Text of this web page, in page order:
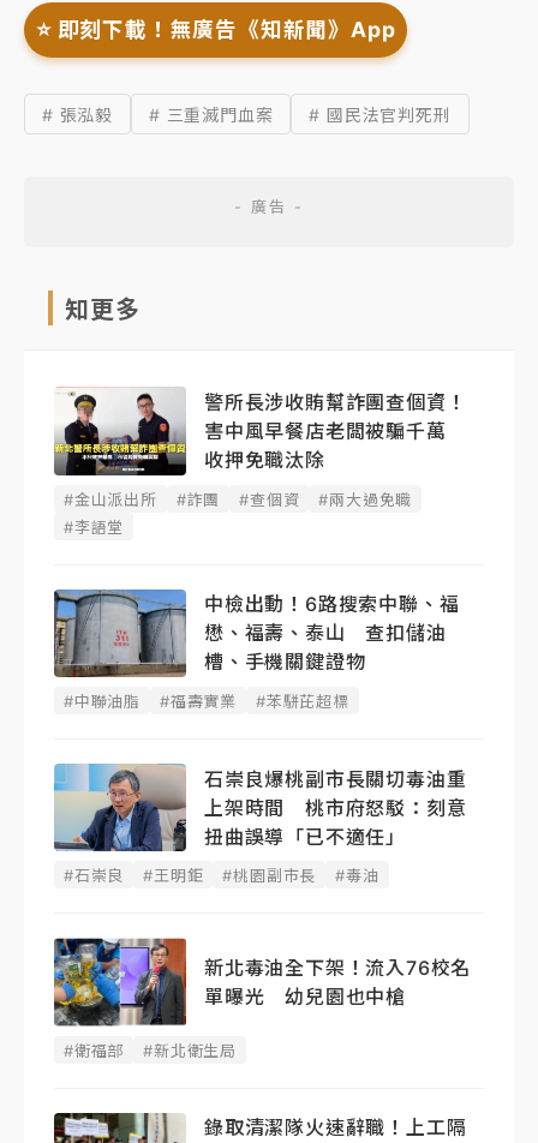
⭐️ 即刻下載！無廣告《知新聞》App
# 張泓毅 # 三重滅門血案 # 國民法官判死刑
知更多
警所長涉收賄幫詐團查個資！
害中風早餐店老闆被騙千萬
收押免職汰除
#金山派出所 #詐團 #查個資
#兩大過免職
#李語堂
中檢出動！6路搜索中聯、福
懋、福壽、泰山 查扣儲油
槽、手機關鍵證物
#中聯油脂 #福壽實業 #苯駢芘超標
石崇良爆桃副市長關切毒油重
上架時間 桃市府怒駁：刻意
扭曲誤導「已不適任」
#石崇良 #王明鉅 #桃園副市長 #毒油
新北毒油全下架！流入76校名
單曝光 幼兒園也中槍
#衛福部 #新北衛生局
錄取清潔隊火速辭職！上工隔